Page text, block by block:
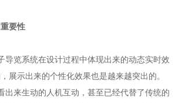
要性
导览系统在设计过程中体现出来的动态实时效
展示出来的个性化效果也是越来越突出的。
出来生动的人机互动，甚至已经代替了传统的